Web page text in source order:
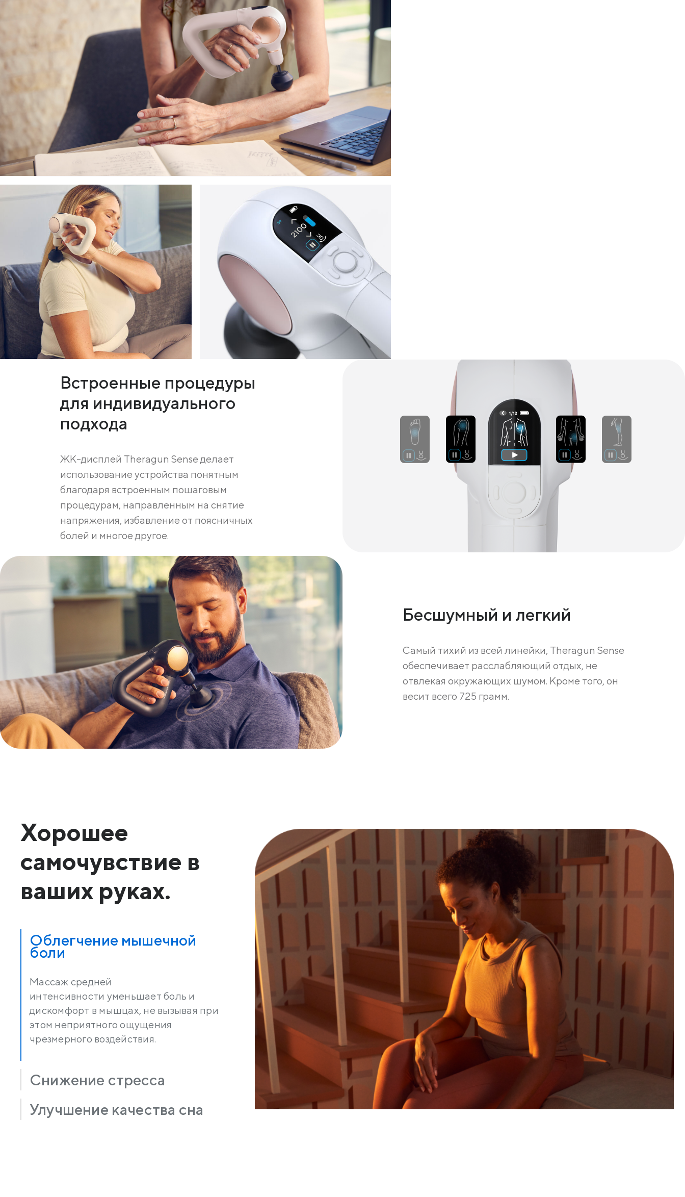
Встроенные процедуры
для индивидуального
подхода
ЖК-дисплей Theragun Sense делает
использование устройства понятным
благодаря встроенным пошаговым
процедурам, направленным на снятие
напряжения, избавление от поясничных
болей и многое другое.
Бесшумный и легкий
Самый тихий из всей линейки, Theragun Sense
обеспечивает расслабляющий отдых, не
отвлекая окружающих шумом. Кроме того, он
весит всего 725 грамм.
Хорошее
самочувствие в
ваших руках.
Облегчение мышечной
боли
Массаж средней
интенсивности уменьшает боль и
дискомфорт в мышцах, не вызывая при
этом неприятного ощущения
чрезмерного воздействия.
Снижение стресса
Улучшение качества сна